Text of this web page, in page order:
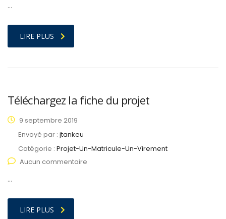
…
LIRE PLUS
Téléchargez la fiche du projet
9 septembre 2019
Envoyé par : jtankeu
Catégorie : Projet-Un-Matricule-Un-Virement
Aucun commentaire
…
LIRE PLUS